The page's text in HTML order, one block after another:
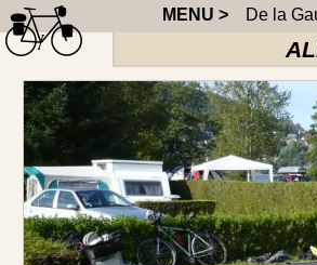
MENU >De la